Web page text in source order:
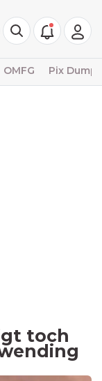
OMFG Pix Dump
toch